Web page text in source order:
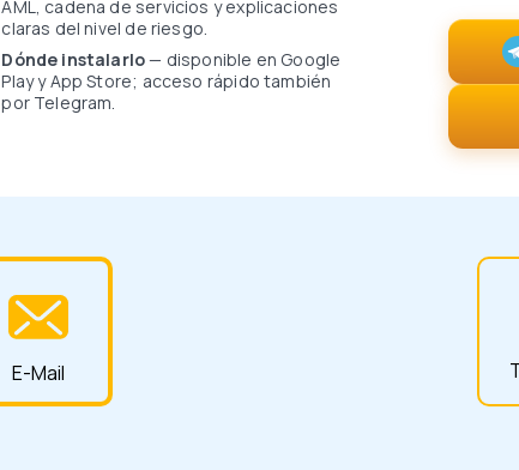
AML, cadena de servicios y explicaciones
claras del nivel de riesgo.
Dónde instalarlo— disponible en Google
Play y App Store; acceso rápido también
por Telegram.
E-Mail